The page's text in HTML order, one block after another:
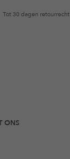
Tot 30 dagen retourrecht
ONS